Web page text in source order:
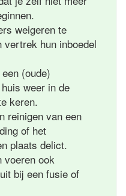
weigeren te
hun inboedel
(oude)
weer in de
keren.
reinigen van een
of het
plaats delict.
voeren ook
bij een fusie of